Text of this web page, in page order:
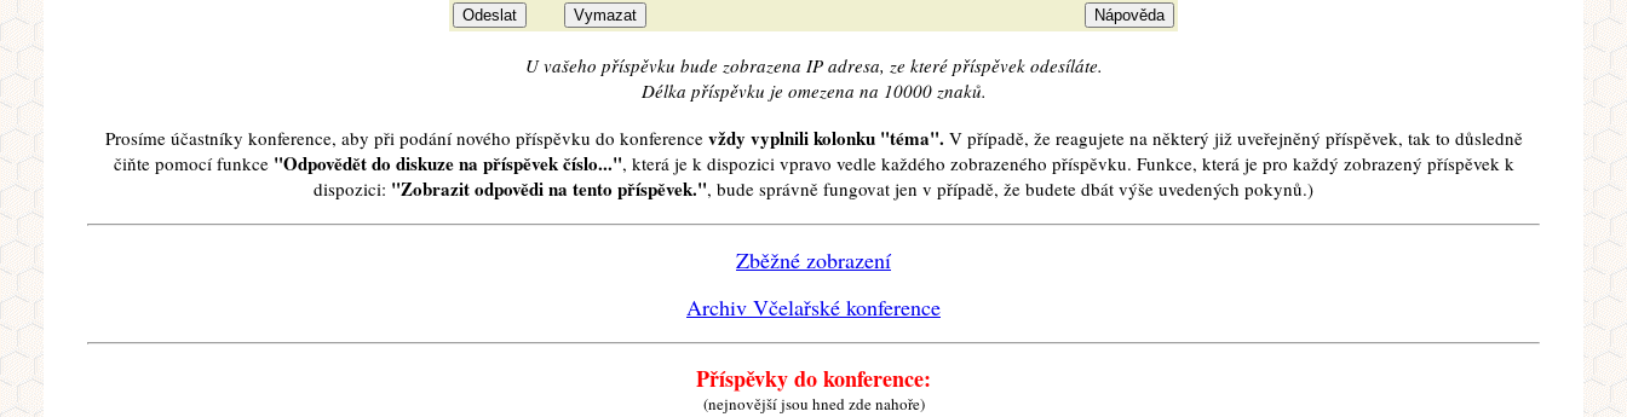
U vašeho příspěvku bude zobrazena IP adresa, ze které příspěvek odesíláte.
Délka příspěvku je omezena na 10000 znaků.
Prosíme účastníky konference, aby při podání nového příspěvku do konference vždy vyplnili kolonku "téma". V případě, že reagujete na některý již uveřejněný příspěvek, tak to důsledně
čiňte pomocí funkce "Odpovědět do diskuze na příspěvek číslo...", která je k dispozici vpravo vedle každého zobrazeného příspěvku. Funkce, která je pro každý zobrazený příspěvek k
dispozici: "Zobrazit odpovědi na tento příspěvek.", bude správně fungovat jen v případě, že budete dbát výše uvedených pokynů.)
Zběžné zobrazení
Archiv Včelařské konference
Příspěvky do konference:
(nejnovější jsou hned zde nahoře)